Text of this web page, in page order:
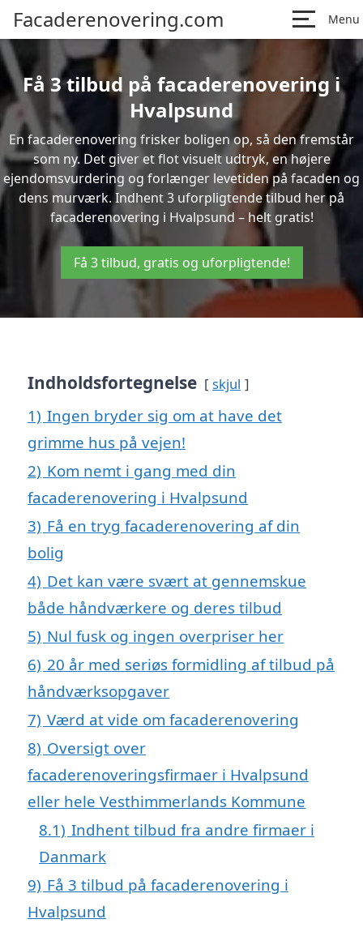
Facaderenovering.com Menu
Få 3 tilbud på facaderenovering i
Hvalpsund
En facaderenovering frisker boligen op, så den fremstår
som ny. Det giver et flot visuelt udtryk, en højere
ejendomsvurdering og forlænger levetiden på facaden og
dens murværk. Indhent 3 uforpligtende tilbud her på
facaderenovering i Hvalpsund – helt gratis!
Få 3 tilbud, gratis og uforpligtende!
Indholdsfortegnelse skjul
1) Ingen bryder sig om at have det
grimme hus på vejen!
2) Kom nemt i gang med din
facaderenovering i Hvalpsund
3) Få en tryg facaderenovering af din
bolig
4) Det kan være svært at gennemskue
både håndværkere og deres tilbud
5) Nul fusk og ingen overpriser her
6) 20 år med seriøs formidling af tilbud på
håndværksopgaver
7) Værd at vide om facaderenovering
8) Oversigt over
facaderenoveringsfirmaer i Hvalpsund
eller hele Vesthimmerlands Kommune
8.1) Indhent tilbud fra andre firmaer i
Danmark
9) Få 3 tilbud på facaderenovering i
Hvalpsund